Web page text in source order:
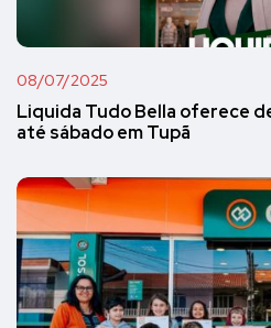
08/07/2025
Liquida Tudo Bella oferece
até sábado em Tupã